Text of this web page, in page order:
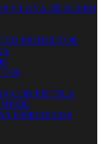
Y LANA DE ACERO
PROTECTOR
CON PISTOLA
ESPECIFICOS